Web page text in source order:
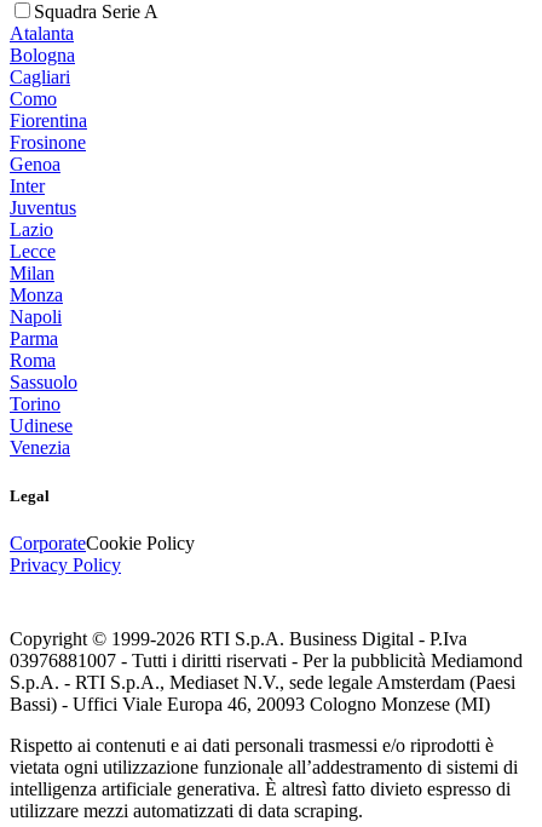
Squadra Serie A
Atalanta
Bologna
Cagliari
Como
Fiorentina
Frosinone
Genoa
Inter
Juventus
Lazio
Lecce
Milan
Monza
Napoli
Parma
Roma
Sassuolo
Torino
Udinese
Venezia
Legal
CorporateCookie Policy
Privacy Policy
Copyright © 1999-2026 RTI S.p.A. Business Digital - P.Iva
03976881007 - Tutti i diritti riservati - Per la pubblicità Mediamond
S.p.A. - RTI S.p.A., Mediaset N.V., sede legale Amsterdam (Paesi
Bassi) - Uffici Viale Europa 46, 20093 Cologno Monzese (MI)
Rispetto ai contenuti e ai dati personali trasmessi e/o riprodotti è
vietata ogni utilizzazione funzionale all’addestramento di sistemi di
intelligenza artificiale generativa. È altresì fatto divieto espresso di
utilizzare mezzi automatizzati di data scraping.